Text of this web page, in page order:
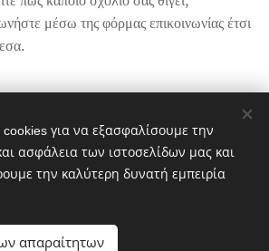
μέσω της φόρμας επικοινωνίας έτσι
για να εξασφαλίσουμε την
ασφάλεια των ιστοσελίδων μας και
την καλύτερη δυνατή εμπειρία
απαραίτητων